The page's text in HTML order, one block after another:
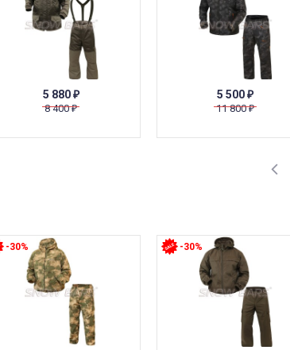
5 880 ₽
8 400₽
5 500 ₽
11 800₽
-30% -30%